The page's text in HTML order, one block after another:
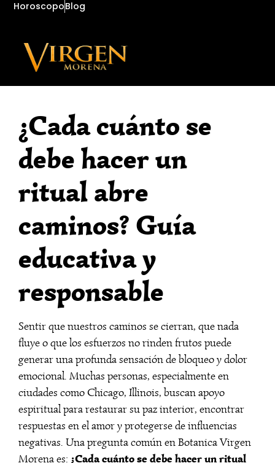
HoroscopoBlog
¿Cada cuánto se
debe hacer un
ritual abre
caminos? Guía
educativa y
responsable
Sentir que nuestros caminos se cierran, que nada
fluye o que los esfuerzos no rinden frutos puede
generar una profunda sensación de bloqueo y dolor
emocional. Muchas personas, especialmente en
ciudades como Chicago, Illinois, buscan apoyo
espiritual para restaurar su paz interior, encontrar
respuestas en el amor y protegerse de influencias
negativas. Una pregunta común en Botanica Virgen
Morena es: ¿Cada cuánto se debe hacer un ritual